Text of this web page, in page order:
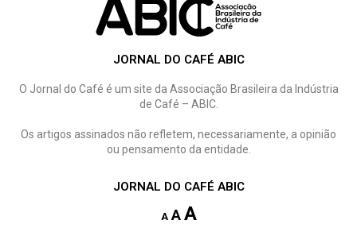
JORNAL DO CAFÉ ABIC
O Jornal do Café é um site da Associação Brasileira da Indústria
de Café – ABIC.
Os artigos assinados não refletem, necessariamente, a opinião
ou pensamento da entidade.
JORNAL DO CAFÉ ABIC
A A A